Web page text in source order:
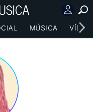
MÚSICA